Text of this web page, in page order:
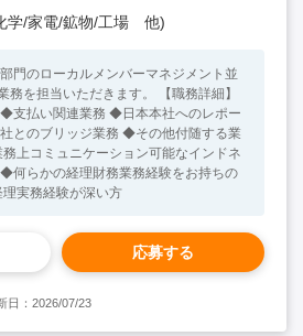
学/家電/鉱物/工場 他)
門のローカルメンバーマネジメント並
務を担当いただきます。 【職務詳細】
支払い関連業務 ◆日本本社へのレポー
何らかの経理財務業務経験をお持ちの
実務経験が深い方
応募する
日：2026/07/23